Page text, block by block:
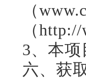
（
（
3、本
六、 获